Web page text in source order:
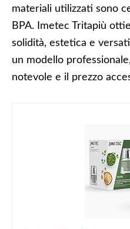
materiali utilizzati sono
BPA. Imetec Tritapiù
solidità, estetica e
un modello
notevole e il prezzo